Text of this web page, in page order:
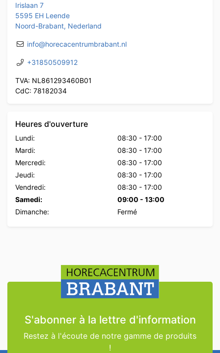
Irislaan 7
5595 EH Leende
Noord-Brabant, Nederland
info@horecacentrumbrabant.nl
+31850509912
TVA: NL861293460B01
CdC: 78182034
Heures d'ouverture
Lundi: 08:30 - 17:00
Mardi:
08:30 - 17:00
Mercredi:
08:30 - 17:00
Jeudi:
08:30 - 17:00
Vendredi:
08:30 - 17:00
Samedi:
09:00 - 13:00
Dimanche:
Fermé
S'abonner à la lettre d'information
Restez à l'écoute de notre gamme de produits
!